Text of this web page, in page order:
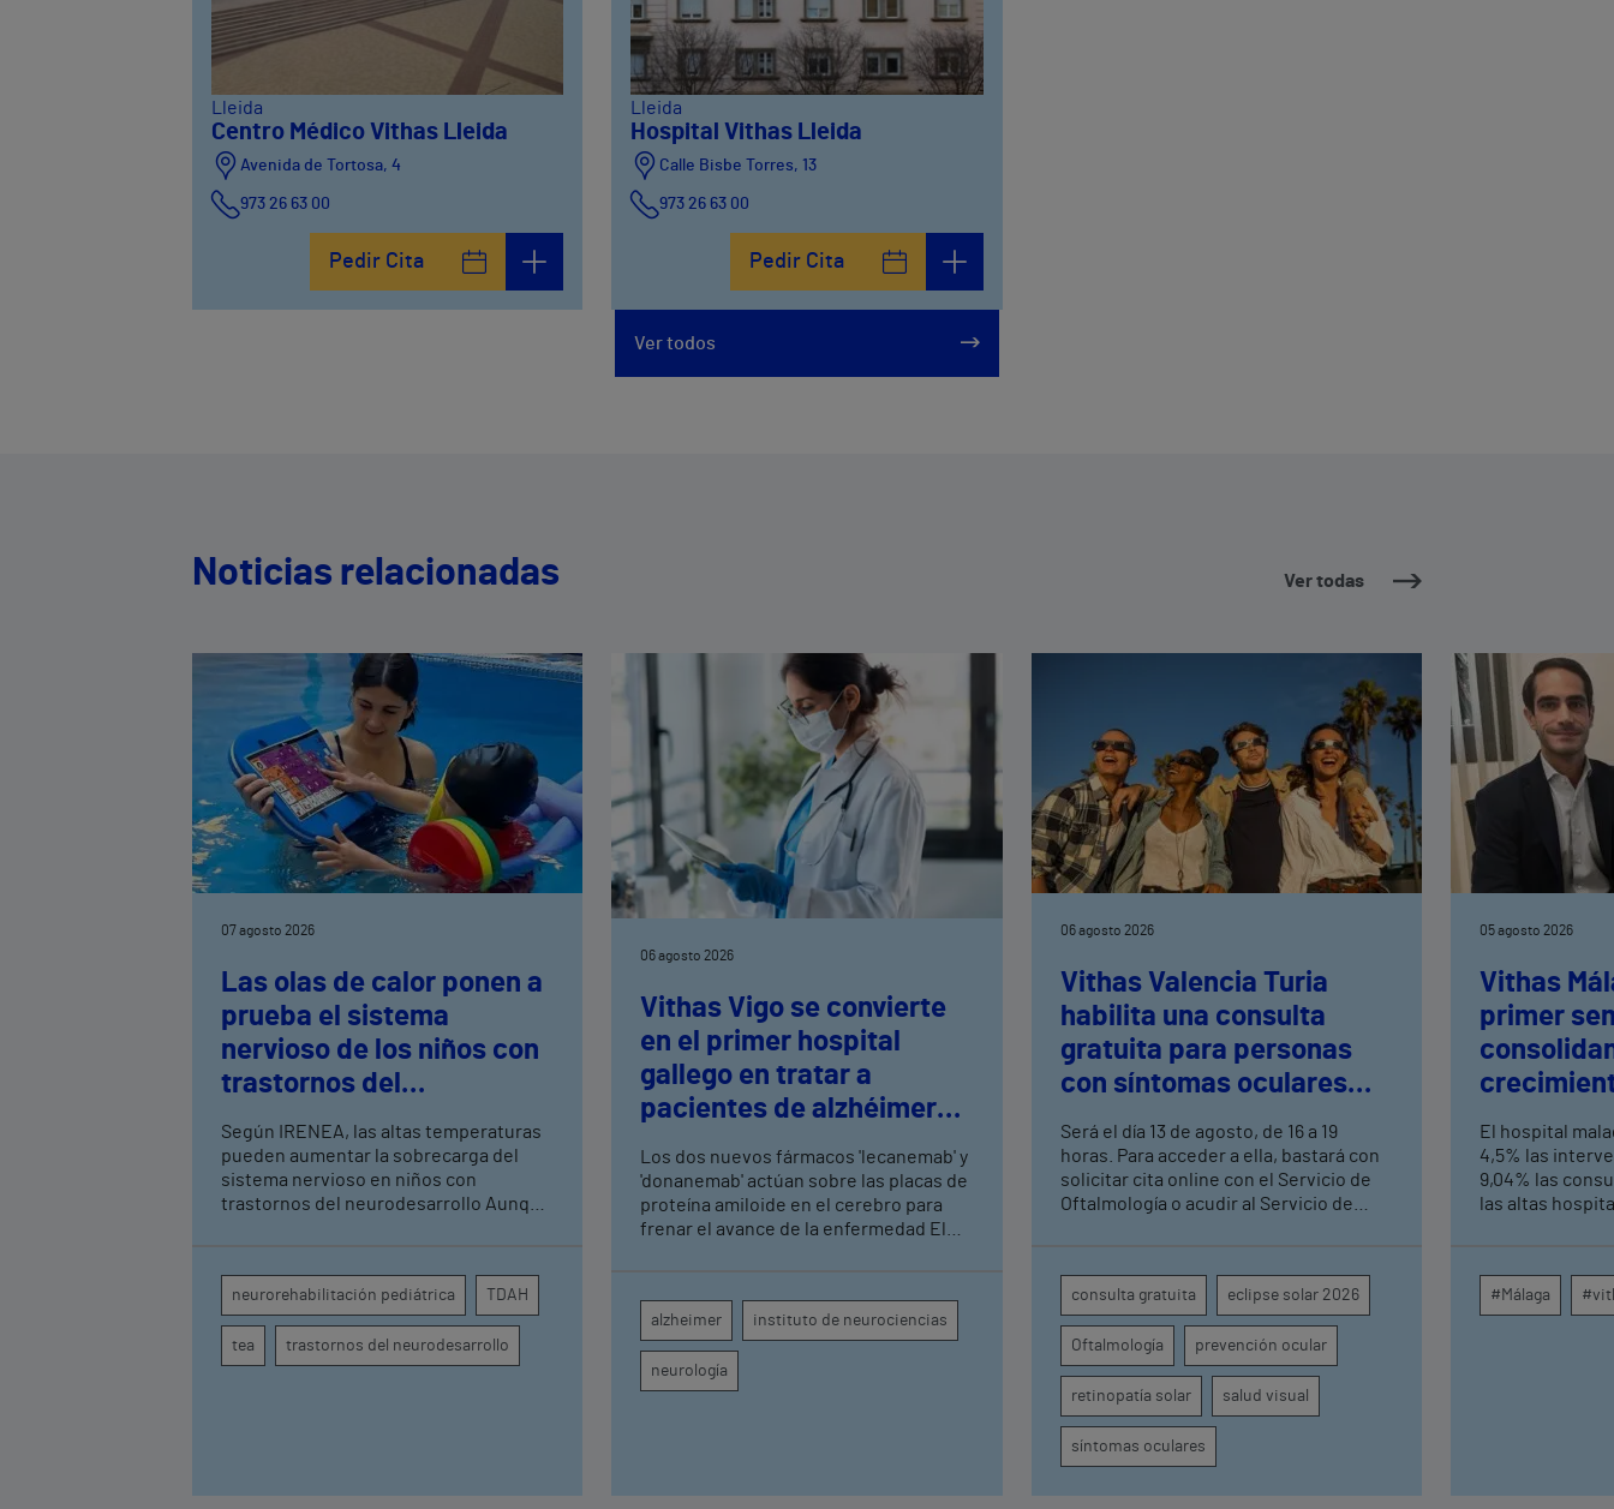
Lleida
Centro Médico Vithas Lleida
Avenida de Tortosa, 4
973 26 63 00
Pedir Cita
Lleida
Hospital Vithas Lleida
Calle Bisbe Torres, 13
973 26 63 00
Pedir Cita
Ver todos
Noticias relacionadas Ver todas
07 agosto 2026
Las olas de calor ponen a
prueba el sistema
nervioso de los niños con
trastornos del
expertos en
neurorrehabilitación
pediátrica de Vithas
Según IRENEA, las altas temperaturas
pueden aumentar la sobrecarga del
sistema nervioso en niños con
trastornos del neurodesarrollo Aunque
permite comprender por qué el calor
puede influir en la atención, la
regulación emocional y la conducta
neurorehabilitación pediátrica TDAH
tea trastornos del neurodesarrollo
06 agosto 2026
Vithas Vigo se convierte
en el primer hospital
gallego en tratar a
pacientes de alzhéimer
antiamiloide
Los dos nuevos fármacos 'lecanemab' y
'donanemab' actúan sobre las placas de
proteína amiloide en el cerebro para
frenar el avance de la enfermedad El
para el exhaustivo seguimiento clínico
de cada paciente
alzheimer instituto de neurociencias
neurología
06 agosto 2026
Vithas Valencia Turia
habilita una consulta
gratuita para personas
con síntomas oculares
Será el día 13 de agosto, de 16 a 19
horas. Para acceder a ella, bastará con
solicitar cita online con el Servicio de
Oftalmología o acudir al Servicio de
consulta gratuita eclipse solar 2026
Oftalmología prevención ocular
retinopatía solar salud visual
síntomas oculares
05 agosto 2026
Vithas
primer
altas
El hospital
4,5% las
9,04% las
las altas
centros
provincia
#Málaga